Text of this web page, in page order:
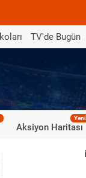
TV'de Bugün
Aksiyon Haritası
Yeni